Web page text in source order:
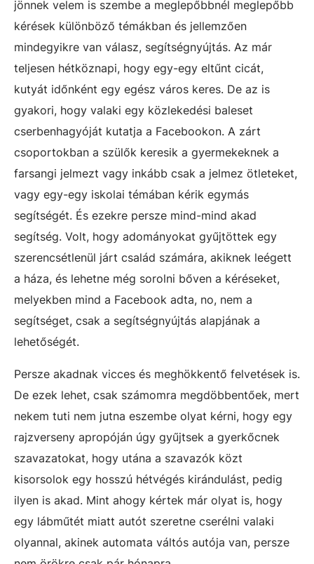
jönnek velem is szembe a meglepőbbnél meglepőbb
kérések különböző témákban és jellemzően
mindegyikre van válasz, segítségnyújtás. Az már
teljesen hétköznapi, hogy egy-egy eltűnt cicát,
kutyát időnként egy egész város keres. De az is
gyakori, hogy valaki egy közlekedési baleset
cserbenhagyóját kutatja a Facebookon. A zárt
csoportokban a szülők keresik a gyermekeknek a
farsangi jelmezt vagy inkább csak a jelmez ötleteket,
vagy egy-egy iskolai témában kérik egymás
segítségét. És ezekre persze mind-mind akad
segítség. Volt, hogy adományokat gyűjtöttek egy
szerencsétlenül járt család számára, akiknek leégett
a háza, és lehetne még sorolni bőven a kéréseket,
melyekben mind a Facebook adta, no, nem a
segítséget, csak a segítségnyújtás alapjának a
lehetőségét.
Persze akadnak vicces és meghökkentő felvetések is.
De ezek lehet, csak számomra megdöbbentőek, mert
nekem tuti nem jutna eszembe olyat kérni, hogy egy
rajzverseny apropóján úgy gyűjtsek a gyerkőcnek
szavazatokat, hogy utána a szavazók közt
kisorsolok egy hosszú hétvégés kirándulást, pedig
ilyen is akad. Mint ahogy kértek már olyat is, hogy
egy lábműtét miatt autót szeretne cserélni valaki
olyannal, akinek automata váltós autója van, persze